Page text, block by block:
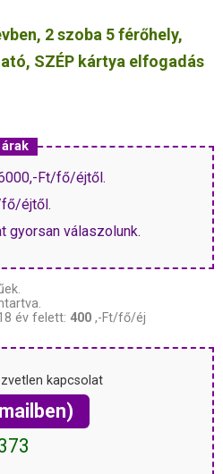
2 szoba 5 férőhely,
SZÉP kártya elfogadás
Ft/fő/éjtől.
fő/éjtől.
gyorsan válaszolunk.
év felett: 400 ,-Ft/fő/éj
kapcsolat